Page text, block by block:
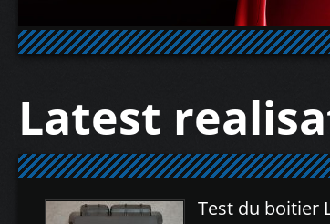
Latest
Test du boitier